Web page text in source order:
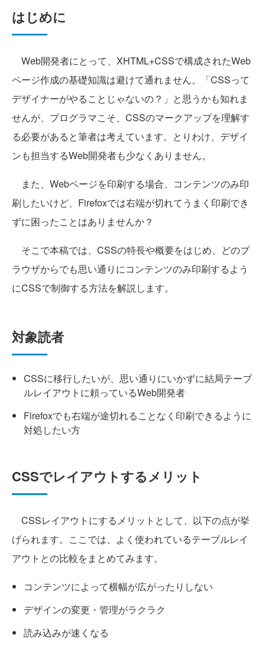
はじめに
Web開発者にとって、XHTML+CSSで構成されたWeb
ページ作成の基礎知識は避けて通れません。「CSSって
デザイナーがやることじゃないの？」と思うかも知れま
せんが、プログラマこそ、CSSのマークアップを理解す
る必要があると筆者は考えています。とりわけ、デザイ
ンも担当するWeb開発者も少なくありません。
また、Webページを印刷する場合、コンテンツのみ印
刷したいけど、Firefoxでは右端が切れてうまく印刷でき
ずに困ったことはありませんか？
そこで本稿では、CSSの特長や概要をはじめ、どのブ
ラウザからでも思い通りにコンテンツのみ印刷するよう
にCSSで制御する方法を解説します。
対象読者
CSSに移行したいが、思い通りにいかずに結局テーブ
ルレイアウトに頼っているWeb開発者
Firefoxでも右端が途切れることなく印刷できるように
対処したい方
CSSでレイアウトするメリット
CSSレイアウトにするメリットとして、以下の点が挙
げられます。ここでは、よく使われているテーブルレイ
アウトとの比較をまとめてみます。
コンテンツによって横幅が広がったりしない
デザインの変更・管理がラクラク
読み込みが速くなる